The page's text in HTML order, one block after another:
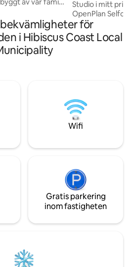
Promenera
Beach, eller
och
är utanför
Studio i mitt
OpenPlan
på en kulle har
stort öppet
duschar/handfat,
porslin/bestick.
Netflix, Dstv.
Water Backup
för
i Hibiscus Coast Local
Wifi
Gratis parkering
inom fastigheten